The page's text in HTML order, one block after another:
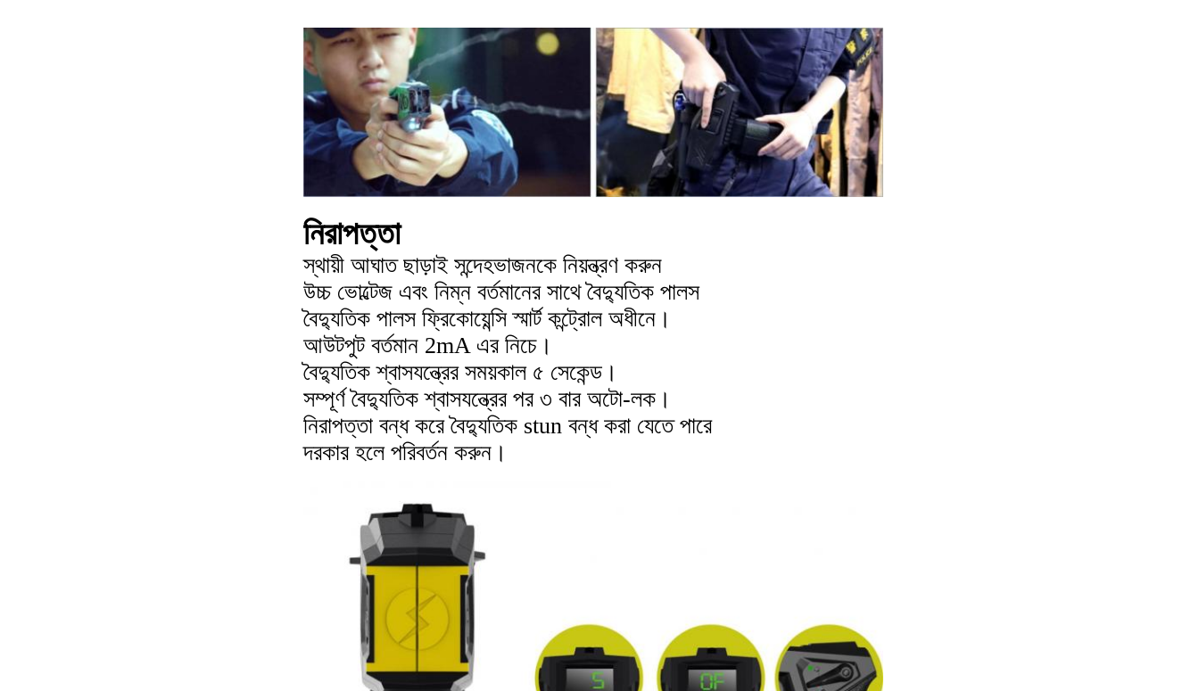
নিরাপত্তা
স্থায়ী আঘাত ছাড়াই সন্দেহভাজনকে নিয়ন্ত্রণ করুন
উচ্চ ভোল্টেজ এবং নিম্ন বর্তমানের সাথে বৈদ্যুতিক পালস
বৈদ্যুতিক পালস ফ্রিকোয়েন্সি স্মার্ট কন্ট্রোল অধীনে।
আউটপুট বর্তমান 2mA এর নিচে।
বৈদ্যুতিক শ্বাসযন্ত্রের সময়কাল ৫ সেকেন্ড।
সম্পূর্ণ বৈদ্যুতিক শ্বাসযন্ত্রের পর ৩ বার অটো-লক।
নিরাপত্তা বন্ধ করে বৈদ্যুতিক stun বন্ধ করা যেতে পারে
দরকার হলে পরিবর্তন করুন।